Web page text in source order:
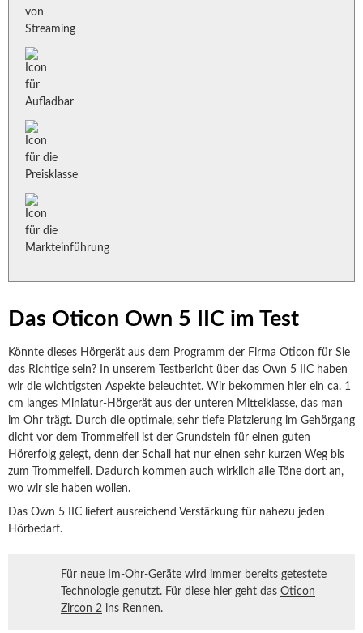
Das Oticon Own 5 IIC im Test
Könnte dieses Hörgerät aus dem Programm der Firma Oticon für Sie
das Richtige sein? In unserem Testbericht über das Own 5 IIC haben
wir die wichtigsten Aspekte beleuchtet. Wir bekommen hier ein ca. 1
cm langes Miniatur-Hörgerät aus der unteren Mittelklasse, das man
im Ohr trägt. Durch die optimale, sehr tiefe Platzierung im Gehörgang
dicht vor dem Trommelfell ist der Grundstein für einen guten
Hörerfolg gelegt, denn der Schall hat nur einen sehr kurzen Weg bis
zum Trommelfell. Dadurch kommen auch wirklich alle Töne dort an,
wo wir sie haben wollen.
Das Own 5 IIC liefert ausreichend Verstärkung für nahezu jeden
Hörbedarf.
Für neue Im-Ohr-Geräte wird immer bereits getestete
Technologie genutzt. Für diese hier geht das Oticon
Zircon 2 ins Rennen.